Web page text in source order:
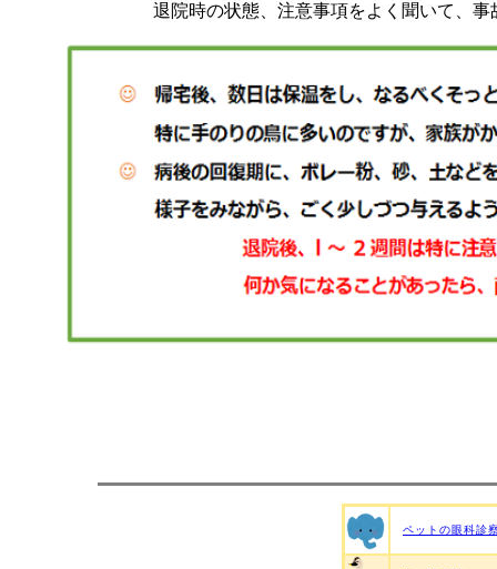
退院時の状態、注意事項をよく聞いて、
ペットの眼科診